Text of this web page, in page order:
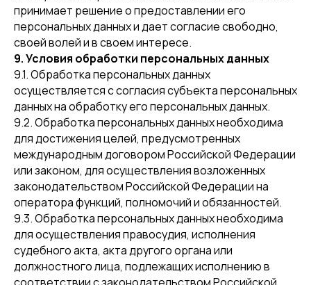
принимает решение о предоставлении его
персональных данных и дает согласие свободно,
своей волей и в своем интересе.
9. Условия обработки персональных данных
9.1. Обработка персональных данных
осуществляется с согласия субъекта персональных
данных на обработку его персональных данных.
9.2. Обработка персональных данных необходима
для достижения целей, предусмотренных
международным договором Российской Федерации
или законом, для осуществления возложенных
законодательством Российской Федерации на
оператора функций, полномочий и обязанностей.
9.3. Обработка персональных данных необходима
для осуществления правосудия, исполнения
судебного акта, акта другого органа или
должностного лица, подлежащих исполнению в